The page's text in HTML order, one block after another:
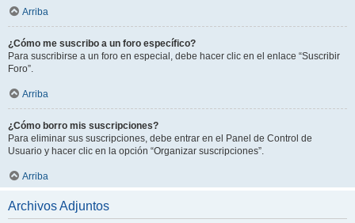
Arriba
¿Cómo me suscribo a un foro específico?
Para suscribirse a un foro en especial, debe hacer clic en el enlace “Suscribir
Foro”.
Arriba
¿Cómo borro mis suscripciones?
Para eliminar sus suscripciones, debe entrar en el Panel de Control de
Usuario y hacer clic en la opción “Organizar suscripciones”.
Arriba
Archivos Adjuntos